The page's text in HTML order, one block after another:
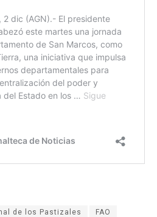
de los Pastizales FAO